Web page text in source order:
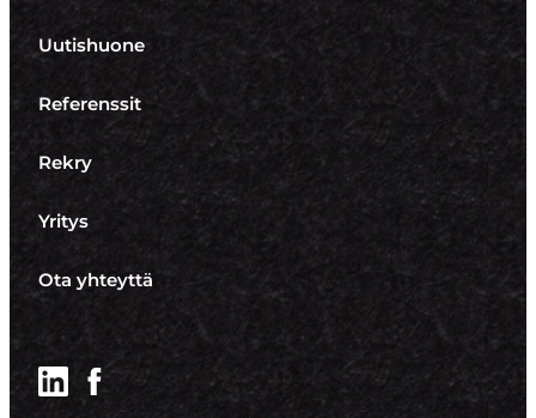
Uutishuone
Referenssit
Rekry
Yritys
Ota yhteyttä
LinkedInFacebook